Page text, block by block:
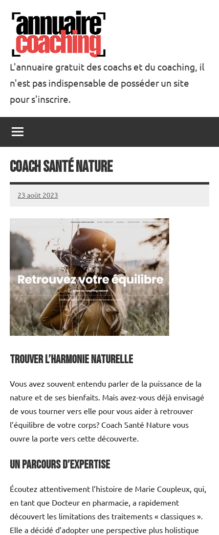
contenu
Annuaire
Coaching
L'annuaire gratuit des coachs et du coaching, il
n'est pas indispensable de posséder un site
pour s'inscrire.
Coach santé nature
23 août 2023
annuairecoaching
Trouver l’harmonie naturelle
Vous avez souvent entendu parler de la puissance de la
nature et de ses bienfaits. Mais avez-vous déjà envisagé
de vous tourner vers elle pour vous aider à retrouver
l’équilibre de votre corps? Coach Santé Nature vous
ouvre la porte vers cette découverte.
Un parcours d’expertise
Écoutez attentivement l’histoire de Marie Coupleux, qui,
en tant que Docteur en pharmacie, a rapidement
découvert les limitations des traitements « classiques ».
Elle a décidé d’adopter une perspective plus holistique